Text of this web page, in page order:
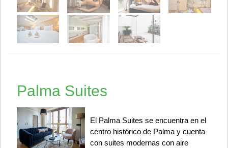
Palma Suites
El Palma Suites se encuentra en el
centro histórico de Palma y cuenta
con suites modernas con aire